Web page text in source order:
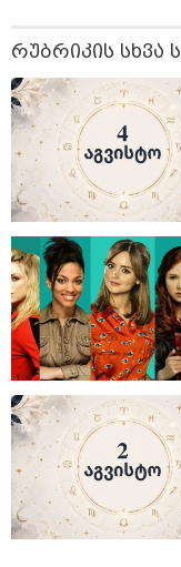
რუბრიკის სხვა